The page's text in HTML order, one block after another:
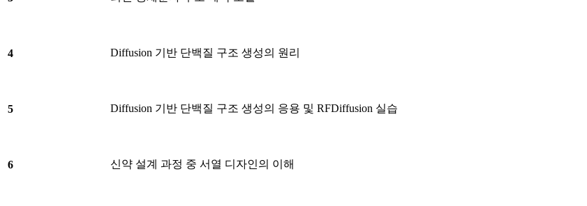
4 Diffusion 기반 단백질 구조 생성의 원리
5 Diffusion 기반 단백질 구조 생성의 응용 및 RFDiffusion 실습
6 신약 설계 과정 중 서열 디자인의 이해